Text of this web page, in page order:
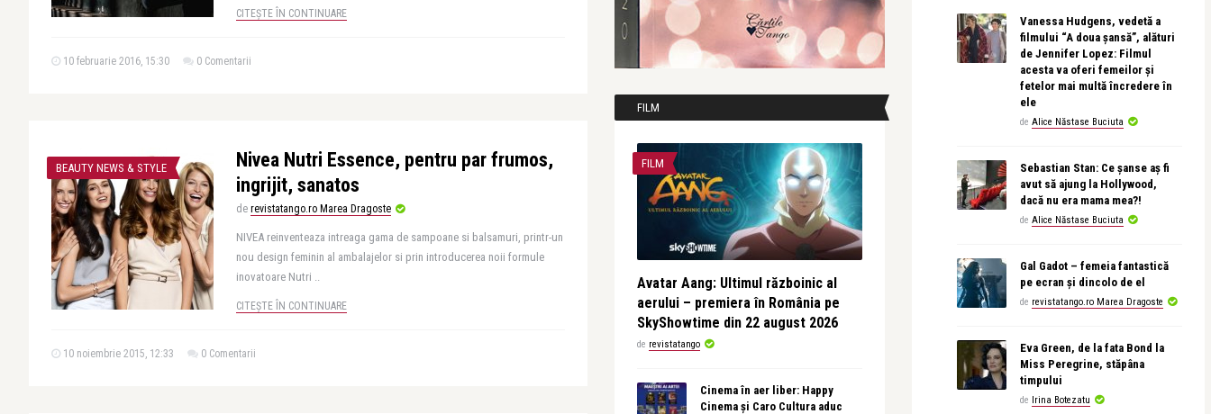
CITEȘTE ÎN CONTINUARE
10 februarie 2016, 15:30 0 Comentarii
BEAUTY NEWS & STYLE
Nivea Nutri Essence, pentru par frumos,
ingrijit, sanatos
de revistatango.ro Marea Dragoste
NIVEA reinventeaza intreaga gama de sampoane si balsamuri, printr-un
nou design feminin al ambalajelor si prin introducerea noii formule
inovatoare Nutri ..
CITEȘTE ÎN CONTINUARE
10 noiembrie 2015, 12:33 0 Comentarii
FILM
FILM
Avatar Aang: Ultimul războinic al
aerului – premiera în România pe
SkyShowtime din 22 august 2026
de revistatango
Cinema în aer liber: Happy
Cinema și Caro Cultura aduc
Vanessa Hudgens, vedetă a
filmului “A doua șansă”, alături
de Jennifer Lopez: Filmul
acesta va oferi femeilor și
fetelor mai multă încredere în
ele
de Alice Năstase Buciuta
Sebastian Stan: Ce șanse aș fi
avut să ajung la Hollywood,
dacă nu era mama mea?!
de Alice Năstase Buciuta
Gal Gadot – femeia fantastică
pe ecran și dincolo de el
de revistatango.ro Marea Dragoste
Eva Green, de la fata Bond la
Miss Peregrine, stăpâna
timpului
de Irina Botezatu